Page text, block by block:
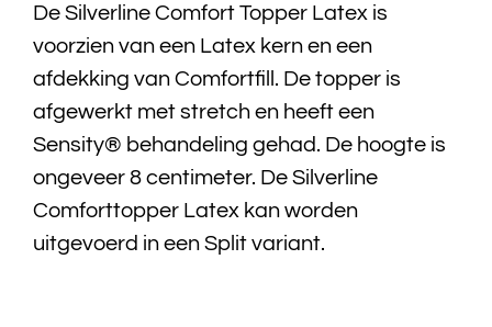
Bedtextiel
Badtextiel
Acties
Over ons
De Silverline Comfort Topper Latex is
voorzien van een Latex kern en een
afdekking van Comfortfill. De topper is
afgewerkt met stretch en heeft een
Sensity® behandeling gehad. De hoogte is
ongeveer 8 centimeter. De Silverline
Comforttopper Latex kan worden
uitgevoerd in een Split variant.